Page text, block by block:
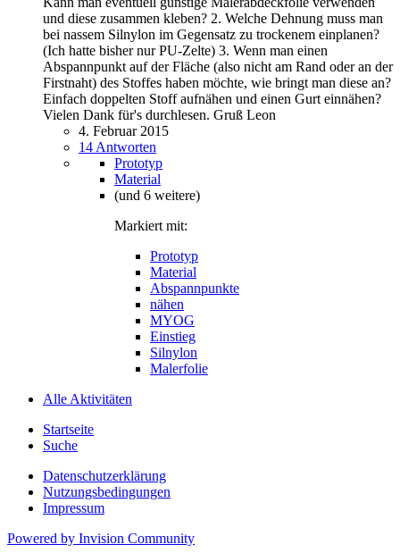
und diese zusammen kleben? 2. Welche Dehnung muss man
bei nassem Silnylon im Gegensatz zu trockenem einplanen?
(Ich hatte bisher nur PU-Zelte) 3. Wenn man einen
Abspannpunkt auf der Fläche (also nicht am Rand oder an der
Firstnaht) des Stoffes haben möchte, wie bringt man diese an?
Einfach doppelten Stoff aufnähen und einen Gurt einnähen?
Vielen Dank für's durchlesen. Gruß Leon
4. Februar 2015
14 Antworten
Prototyp
Material
(und 6 weitere)
Markiert mit:
Prototyp
Material
Abspannpunkte
nähen
MYOG
Einstieg
Silnylon
Malerfolie
Alle Aktivitäten
Startseite
Suche
Datenschutzerklärung
Nutzungsbedingungen
Impressum
Powered by Invision Community